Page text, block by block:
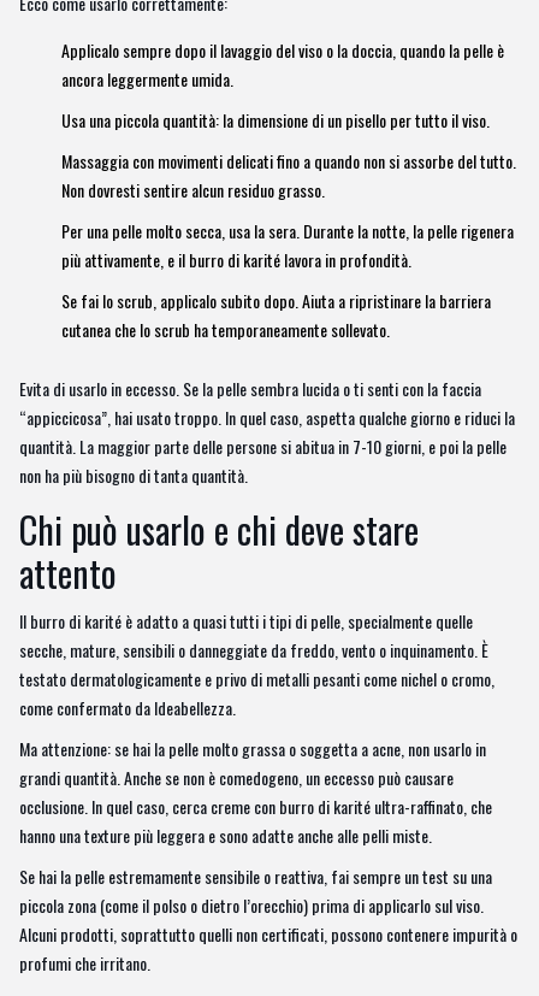
Applicalo sempre dopo il lavaggio del viso o la doccia, quando la pelle è
ancora leggermente umida.
Usa una piccola quantità: la dimensione di un pisello per tutto il viso.
Massaggia con movimenti delicati fino a quando non si assorbe del tutto.
Non dovresti sentire alcun residuo grasso.
Per una pelle molto secca, usa la sera. Durante la notte, la pelle rigenera
più attivamente, e il burro di karité lavora in profondità.
Se fai lo scrub, applicalo subito dopo. Aiuta a ripristinare la barriera
cutanea che lo scrub ha temporaneamente sollevato.
Evita di usarlo in eccesso. Se la pelle sembra lucida o ti senti con la faccia
“appiccicosa”, hai usato troppo. In quel caso, aspetta qualche giorno e riduci la
quantità. La maggior parte delle persone si abitua in 7-10 giorni, e poi la pelle
non ha più bisogno di tanta quantità.
Chi può usarlo e chi deve stare
attento
Il burro di karité è adatto a quasi tutti i tipi di pelle, specialmente quelle
secche, mature, sensibili o danneggiate da freddo, vento o inquinamento. È
testato dermatologicamente e privo di metalli pesanti come nichel o cromo,
come confermato da Ideabellezza.
Ma attenzione: se hai la pelle molto grassa o soggetta a acne, non usarlo in
grandi quantità. Anche se non è comedogeno, un eccesso può causare
occlusione. In quel caso, cerca creme con burro di karité ultra-raffinato, che
hanno una texture più leggera e sono adatte anche alle pelli miste.
Se hai la pelle estremamente sensibile o reattiva, fai sempre un test su una
piccola zona (come il polso o dietro l’orecchio) prima di applicarlo sul viso.
Alcuni prodotti, soprattutto quelli non certificati, possono contenere impurità o
profumi che irritano.